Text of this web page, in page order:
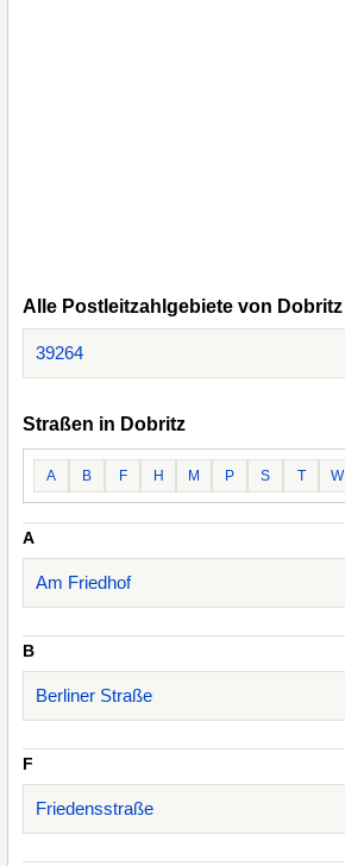
Alle Postleitzahlgebiete von Dobritz
39264
Straßen in Dobritz
A B F H M P S T W
A
Am Friedhof
B
Berliner Straße
F
Friedensstraße